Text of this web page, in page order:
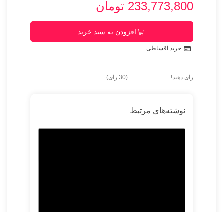
233,773,800 تومان
افزودن به سبد خرید
خرید اقساطی
رای دهید! (
30 رای)
نوشته‌های مرتبط